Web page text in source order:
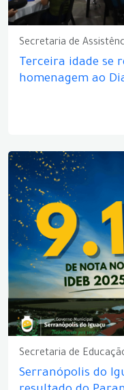
Secretaria de
Terceira idade se
homenagem ao
Secretaria de
Serranópolis do